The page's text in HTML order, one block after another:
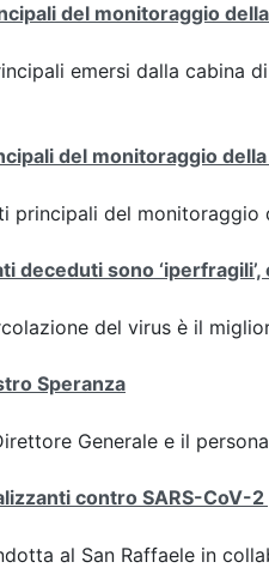
del monitoraggio
emersi dalla cabina
del monitoraggio della
principali del monitoraggio
deceduti sono
del virus è il
Speranza
Generale e il
contro SARS-CoV-
al San Raffaele in